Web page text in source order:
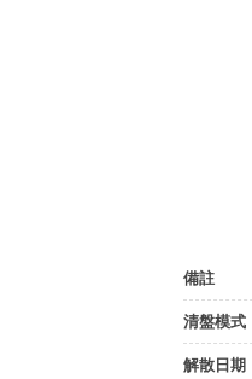
備註
清盤模式
解散日期